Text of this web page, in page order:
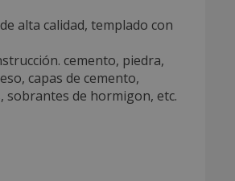
alta calidad, templado con
cemento, piedra,
capas de cemento,
sobrantes de hormigon, etc.